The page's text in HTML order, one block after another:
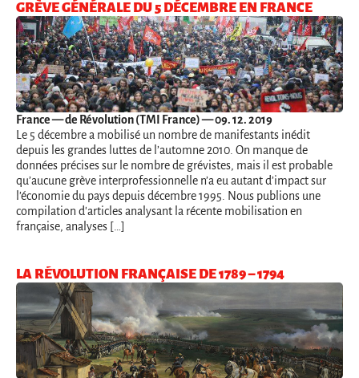
GRÈVE GÉNÉRALE DU 5 DÉCEMBRE EN FRANCE
France— de Révolution (TMI France) — 09. 12. 2019
Le 5 décembre a mobilisé un nombre de manifestants inédit
depuis les grandes luttes de l’automne 2010. On manque de
données précises sur le nombre de grévistes, mais il est probable
qu’aucune grève interprofessionnelle n’a eu autant d’impact sur
l’économie du pays depuis décembre 1995. Nous publions une
compilation d'articles analysant la récente mobilisation en
française, analyses […]
LA RÉVOLUTION FRANÇAISE DE 1789 – 1794